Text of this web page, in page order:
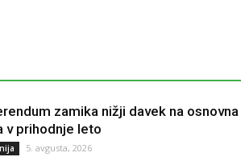
zamika nižji davek na osnovna
v prihodnje leto
5. avgusta, 2026